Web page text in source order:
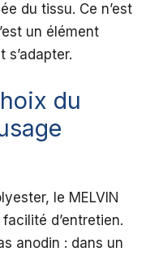
du tissu. Ce n’est
un élément
du
le MELVIN
d’entretien.
anodin : dans un